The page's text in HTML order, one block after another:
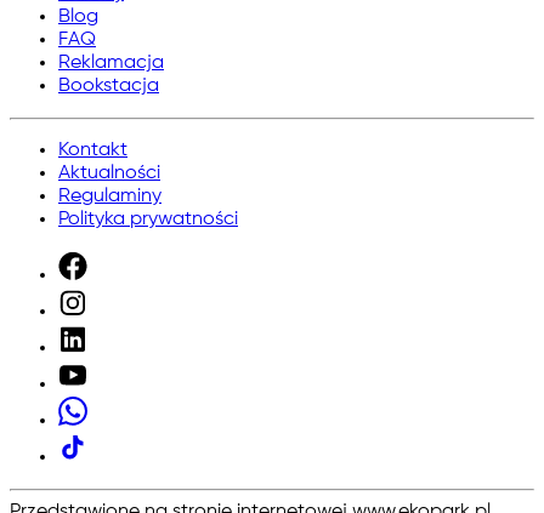
Blog
FAQ
Reklamacja
Bookstacja
Kontakt
Aktualności
Regulaminy
Polityka prywatności